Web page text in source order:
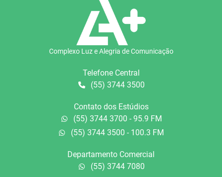
Complexo Luz e Alegria de Comunicação
Telefone Central
(55) 3744 3500
Contato dos Estúdios
(55) 3744 3700 - 95.9 FM
(55) 3744 3500 - 100.3 FM
Departamento Comercial
(55) 3744 7080